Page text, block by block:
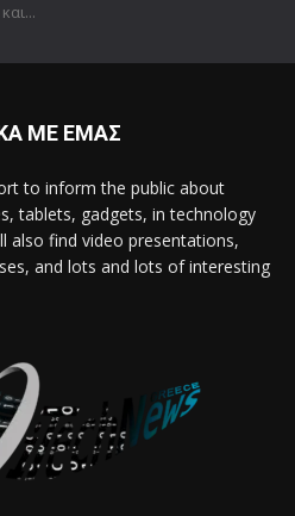
ΜΕ ΕΜΑΣ
to inform the public about
tablets, gadgets, in technology
also find video presentations,
and lots and lots of interesting